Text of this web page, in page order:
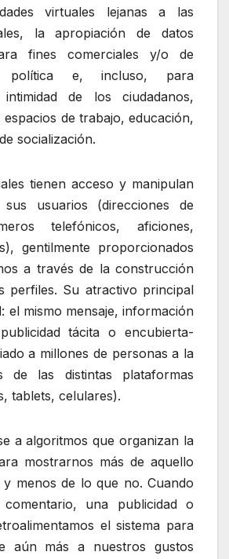
virtuales lejanas a las
la apropiación de datos
fines comerciales y/o de
política e, incluso, para
de los ciudadanos,
espacios de trabajo, educación,
socialización.
tienen acceso y manipulan
usuarios (direcciones de
telefónicos, aficiones,
gentilmente proporcionados
a través de la construcción
perfiles. Su atractivo principal
el mismo mensaje, información
tácita o encubierta-
a millones de personas a la
de las distintas plataformas
tablets, celulares).
a algoritmos que organizan la
mostrarnos más de aquello
menos de lo que no. Cuando
una publicidad o
el sistema para
aún más a nuestros gustos